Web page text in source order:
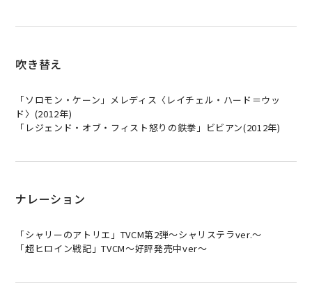
吹き替え
「ソ ロモ ン ・ケーン 」 メ レディ ス 〈 レイチ ェル ・ ハー ド ＝ウ ッ
ド〉 (2012年)
「 レジェ ン ド ・ オブ ・ フ ィ ス ト怒り の鉄拳 」 ビビアン(2012年)
ナレーション
「シ ャ リ ーのア ト リ エ 」 TVCM第2弾～シ ャ リ ステラver.～
「超ヒロイ ン戦記 」TVCM～好評発売中ver～